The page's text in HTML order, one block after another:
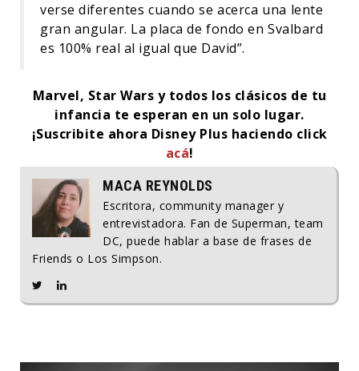
verse diferentes cuando se acerca una lente
gran angular. La placa de fondo en Svalbard
es 100% real al igual que David”.
Marvel, Star Wars y todos los clásicos de tu
infancia te esperan en un solo lugar.
¡Suscribite ahora Disney Plus haciendo click
acá!
MACA REYNOLDS
Escritora, community manager y
entrevistadora. Fan de Superman, team
DC, puede hablar a base de frases de
Friends o Los Simpson.